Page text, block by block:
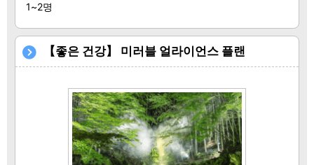
1~2명
【좋은 건강】 미러블 얼라이언스 플랜